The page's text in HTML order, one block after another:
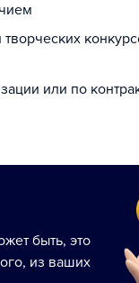
или по
быть, это
из ваших